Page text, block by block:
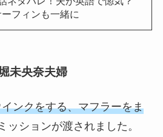
フィンも一緒に
未央奈夫婦
ンクをする、マフラーをま
ッションが渡されました。